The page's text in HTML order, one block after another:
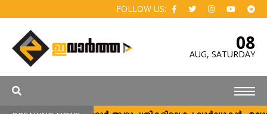
FOLLOW US:
08
AUG, SATURDAY